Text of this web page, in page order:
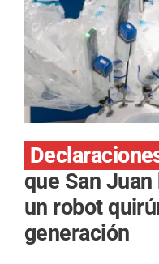
que San
un robot
generación